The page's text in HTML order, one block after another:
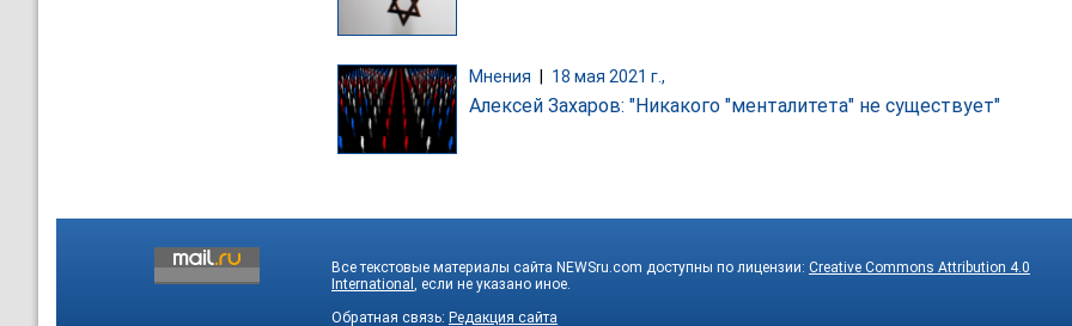
Мнения 18 мая 2021 г.,
Алексей Захаров: "Никакого "менталитета" не существует"
Все текстовые материалы сайта NEWSru.com доступны по лицензии: Creative Commons Attribution 4.0
International , если не указано иное.
Обратная связь: Редакция сайта